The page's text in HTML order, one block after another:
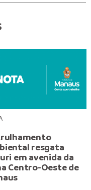
resgata
em avenida da
Centro-Oeste de